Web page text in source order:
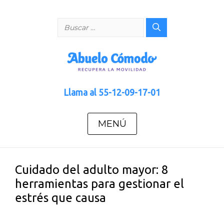
Buscar:
Llama al 55-12-09-17-01
MENÚ
Cuidado del adulto mayor: 8
herramientas para gestionar el
estrés que causa